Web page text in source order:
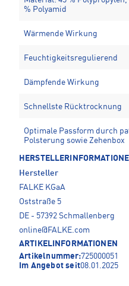
% Polyamid
Wärmende Wirkung
Feuchtigkeitsregulierend
Dämpfende Wirkung
Schnellste Rücktrocknung
Optimale Passform durch
Polsterung sowie Zehenbox
Hersteller
FALKE KGaA
Oststraße 5
DE - 57392 Schmallenberg
online@FALKE.com
ARTIKELINFORMATIONEN
Artikelnummer:725000051
Im Angebot seit08.01.2025